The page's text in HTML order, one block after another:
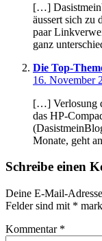
[…]
äussert sich zu
paar
ganz
Die Top-
16. November
[…] Verlosung
das HP-
Monate, geht
Schreibe einen
Deine E-Mail-
Felder sind mit *
Kommentar *